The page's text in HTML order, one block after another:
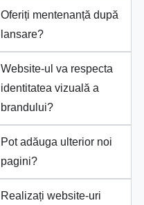
Oferiți mentenanță după
lansare?
Website-ul va respecta
identitatea vizuală a
brandului?
Pot adăuga ulterior noi
pagini?
Realizați website-uri